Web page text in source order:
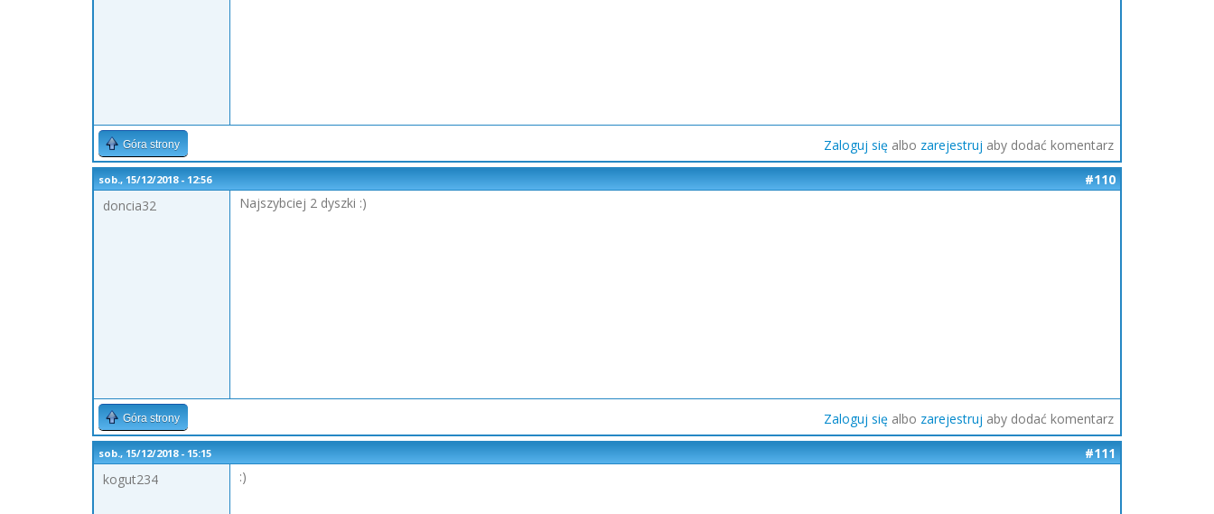
Góra strony Zaloguj się albo zarejestruj aby dodać komentarz
sob., 15/12/2018 - 12:56
#110
doncia32
Najszybciej 2 dyszki :)
Góra strony Zaloguj się albo zarejestruj aby dodać komentarz
sob., 15/12/2018 - 15:15
#111
kogut234
:)